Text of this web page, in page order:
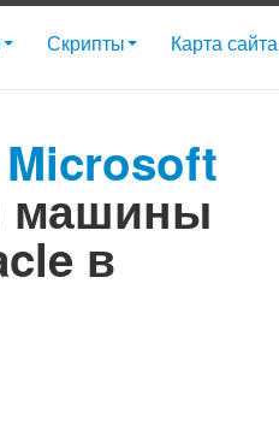
Скрипты Карта сайта
Microsoft
машины
в